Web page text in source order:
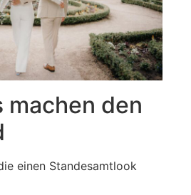
machen den
einen Standesamtlook